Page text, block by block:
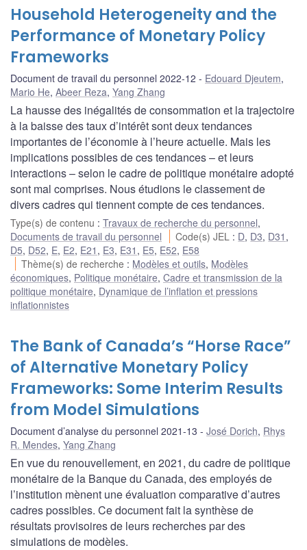
Household Heterogeneity and the
Performance of Monetary Policy
Frameworks
Document de travail du personnel 2022-12 Edouard Djeutem,
Mario He, Abeer Reza, Yang Zhang
La hausse des inégalités de consommation et la trajectoire
à la baisse des taux d’intérêt sont deux tendances
importantes de l’économie à l’heure actuelle. Mais les
implications possibles de ces tendances – et leurs
interactions – selon le cadre de politique monétaire adopté
sont mal comprises. Nous étudions le classement de
divers cadres qui tiennent compte de ces tendances.
Type(s) de contenu : Travaux de recherche du personnel,
Documents de travail du personnel
Code(s) JEL : D, D3, D31 ,
D5, D52, E, E2, E21 , E3, E31 , E5, E52, E58
Thème(s) de recherche : Modèles et outils, Modèles
économiques, Politique monétaire, Cadre et transmission de la
politique monétaire, Dynamique de l’inflation et pressions
inflationnistes
The Bank of Canada’s “Horse Race”
of Alternative Monetary Policy
Frameworks: Some Interim Results
from Model Simulations
Document d’analyse du personnel 2021-13 José Dorich, Rhys
R. Mendes, Yang Zhang
En vue du renouvellement, en 2021, du cadre de politique
monétaire de la Banque du Canada, des employés de
l’institution mènent une évaluation comparative d’autres
cadres possibles. Ce document fait la synthèse de
résultats provisoires de leurs recherches par des
simulations de modèles.